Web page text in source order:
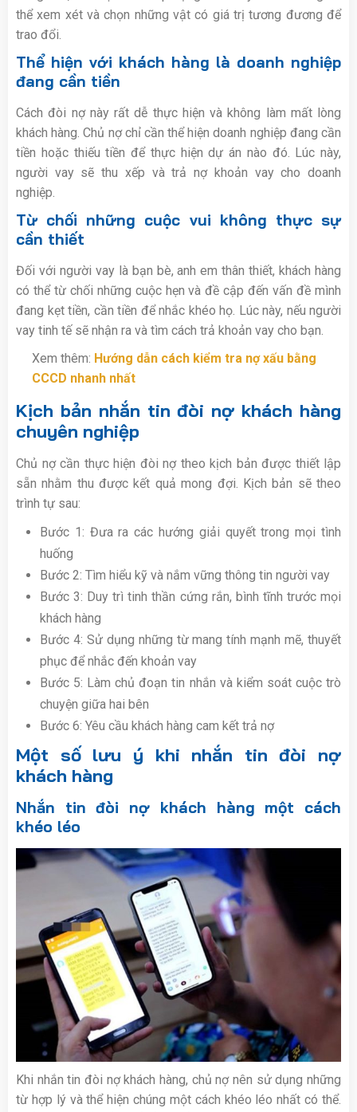
thể xem xét và chọn những vật có giá trị tương đương để
trao đổi.
Thể hiện với khách hàng là doanh nghiệp
đang cần tiền
Cách đòi nợ này rất dễ thực hiện và không làm mất lòng
khách hàng. Chủ nợ chỉ cần thể hiện doanh nghiệp đang cần
tiền hoặc thiếu tiền để thực hiện dự án nào đó. Lúc này,
người vay sẽ thu xếp và trả nợ khoản vay cho doanh
nghiệp.
Từ chối những cuộc vui không thực sự
cần thiết
Đối với người vay là bạn bè, anh em thân thiết, khách hàng
có thể từ chối những cuộc hẹn và đề cập đến vấn đề mình
đang kẹt tiền, cần tiền để nhắc khéo họ. Lúc này, nếu người
vay tinh tế sẽ nhận ra và tìm cách trả khoản vay cho bạn.
Xem thêm: Hướng dẫn cách kiểm tra nợ xấu bằng
CCCD nhanh nhất
Kịch bản nhắn tin đòi nợ khách hàng
chuyên nghiệp
Chủ nợ cần thực hiện đòi nợ theo kịch bản được thiết lập
sẵn nhằm thu được kết quả mong đợi. Kịch bản sẽ theo
trình tự sau:
Bước 1: Đưa ra các hướng giải quyết trong mọi tình
huống
Bước 2: Tìm hiểu kỹ và nắm vững thông tin người vay
Bước 3: Duy trì tinh thần cứng rắn, bình tĩnh trước mọi
khách hàng
Bước 4: Sử dụng những từ mang tính mạnh mẽ, thuyết
phục để nhắc đến khoản vay
Bước 5: Làm chủ đoạn tin nhắn và kiểm soát cuộc trò
chuyện giữa hai bên
Bước 6: Yêu cầu khách hàng cam kết trả nợ
Một số lưu ý khi nhắn tin đòi nợ
khách hàng
Nhắn tin đòi nợ khách hàng một cách
khéo léo
Khi nhắn tin đòi nợ khách hàng, chủ nợ nên sử dụng những
từ hợp lý và thể hiện chúng một cách khéo léo nhất có thể.